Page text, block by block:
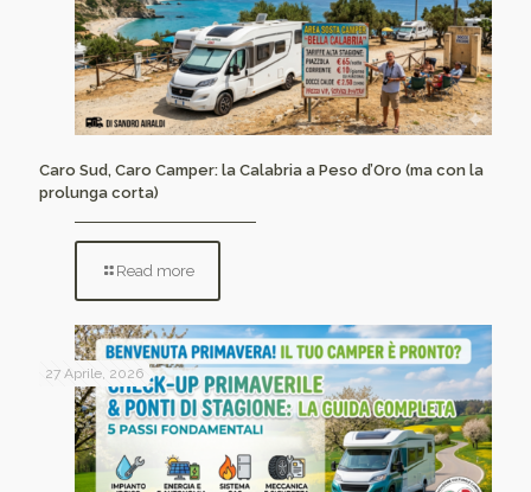
Caro Sud, Caro Camper: la Calabria a Peso d’Oro (ma con la
prolunga corta)
Read more
27 Aprile, 2026